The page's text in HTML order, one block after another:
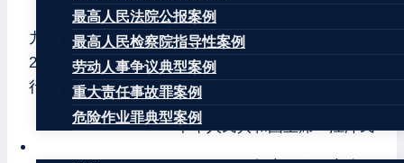
最高人民法院公报案例
最高人民检察院指导性案例
劳动人事争议典型案例
重大责任事故罪案例
危险作业罪典型案例
《中华人民共和国引渡法》已由中华人民共和国第
九届全国人民代表大会常务委员会第十九次会议于
2000年12月28日通过，现予公布，自公布之日起施
行。
中华人民共和国主席 江泽民